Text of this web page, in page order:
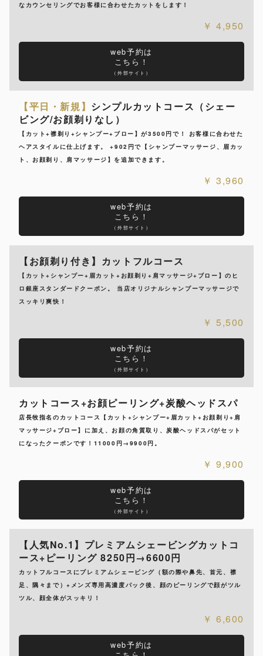
なカウンセリングでお客様に合わせたカットをします！
4,950
web予約は
こちら！
（外部サイト）
【平日・新規】 シンプルカットコース（シェー
ビング/お顔剃りなし）
【カット+襟剃り+シャンプー+ブロー】が3500円で！ お客様に合わせた
ヘアスタイルに仕上げます。 +902円で【シャンプーマッサージ、眉カッ
ト、お顔剃り、肩マッサージ】を追加できます。
3,960
web予約は
こちら！
（外部サイト）
【お顔剃り付き】カットフルコース
【カット+シャンプー+眉カット+お顔剃り+肩マッサージ+ブロー】のヒ
ロ銀座スタンダードクーポン。 当店オリジナルシャンプーマッサージで
スッキリ爽快！
5,500
web予約は
こちら！
（外部サイト）
カットコース+お顔ピーリング+炭酸ヘッドスパ
店長牧指名のカットコース【カット+シャンプー+眉カット+お顔剃り+肩
マッサージ+ブロー】に加え、お顔の角質取り、炭酸ヘッドスパがセット
になったクーポンです！11000円→9900円。
9,900
web予約は
こちら！
（外部サイト）
【人気No.1】プレミアムシェービングカットコ
ース+ピーリング 8250円→6600円
カットフルコースにプレミアムシェービング（額の際や鼻先、首元、襟
足、隅々まで）+メンズ専用高濃度パック後、顔のピーリングで顔がツル
ツル、顔全体がスッキリ！
6,600
web予約は